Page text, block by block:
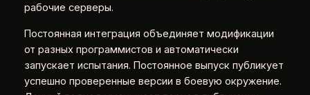
рабочие серверы.
Постоянная интеграция объединяет модификации
от разных программистов и автоматически
запускает испытания. Постоянное выпуск публикует
успешно проверенные версии в боевую окружение.